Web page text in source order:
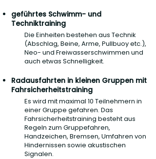
geführtes Schwimm- und
Techniktraining
Die Einheiten bestehen aus Technik
(Abschlag, Beine, Arme, Pullbuoy etc.),
Neo- und Freiwasserschwimmen und
auch etwas Schnelligkeit.
Radausfahrten in kleinen Gruppen mit
Fahrsicherheitstraining
Es wird mit maximal 10 Teilnehmern in
einer Gruppe gefahren. Das
Fahrsicherheitstraining besteht aus
Regeln zum Gruppefahren,
Handzeichen, Bremsen, Umfahren von
Hindernissen sowie akustischen
Signalen.